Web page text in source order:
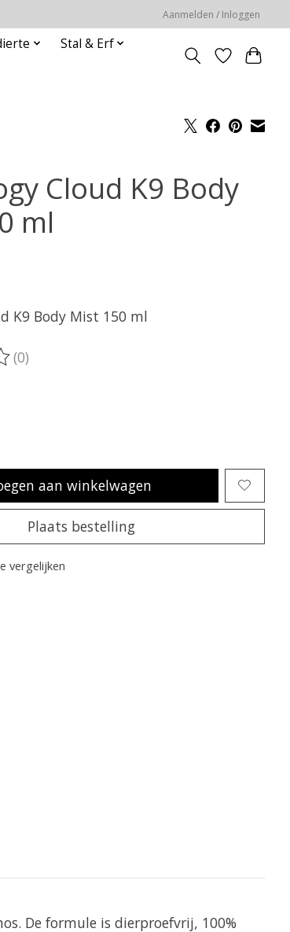
Aanmelden / Inloggen
Stal & Erf
Cloud K9 Body
ml
K9 Body Mist 150 ml
dit product is
(0)
aan winkelwagen
Plaats bestelling
vergelijken
De formule is dierproefvrij, 100%